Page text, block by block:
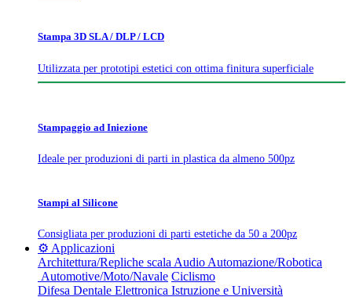
Stampa 3D SLA / DLP / LCD
Utilizzata per prototipi estetici con ottima finitura superficiale
Stampaggio ad Iniezione
Ideale per produzioni di parti in plastica da almeno 500pz
Stampi al Silicone
Consigliata per produzioni di parti estetiche da 50 a 200pz
⚙️ Applicazioni
Architettura/Repliche scala Audio Automazione/Robotica
Automotive/Moto/Navale Ciclismo
Difesa Dentale Elettronica Istruzione e Università